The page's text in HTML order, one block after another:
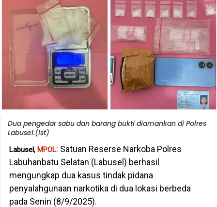
Dua pengedar sabu dan barang bukti diamankan di Polres
Labusel.(ist)
Labusel, MPOL: Satuan Reserse Narkoba Polres
Labuhanbatu Selatan (Labusel) berhasil
mengungkap dua kasus tindak pidana
penyalahgunaan narkotika di dua lokasi berbeda
pada Senin (8/9/2025).